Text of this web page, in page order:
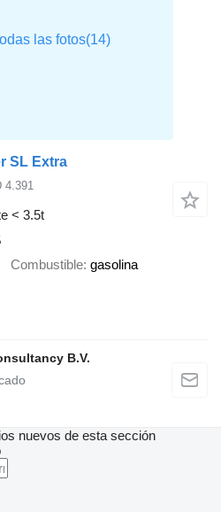
SL Extra
4.391
< 3.5t
Combustible gasolina
B.V.
nuevos de esta sección